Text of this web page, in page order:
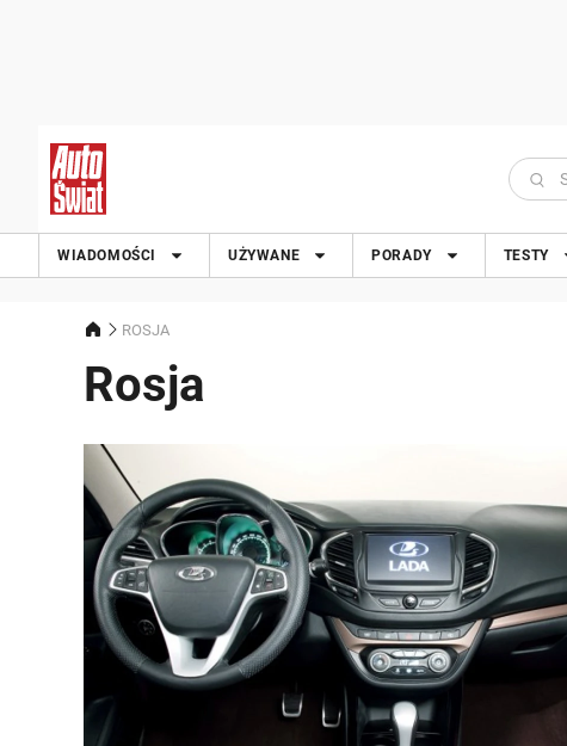
WIADOMOŚCI UŻYWANE PORADY TESTY
ROSJA
Rosja